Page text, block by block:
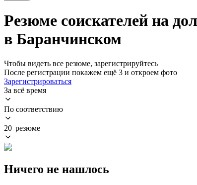
Резюме соискателей на
в Баранчинском
Чтобы видеть все резюме, зарегистрируйтесь
После регистрации покажем ещё 3 и откроем фото
Зарегистрироваться
За всё время
По соответствию
20 резюме
Ничего не нашлось